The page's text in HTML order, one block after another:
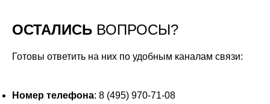
ОСТАЛИСЬ ВОПРОСЫ?
Готовы ответить на них по удобным каналам связи:
Номер телефона: 8 (495) 970-71-08